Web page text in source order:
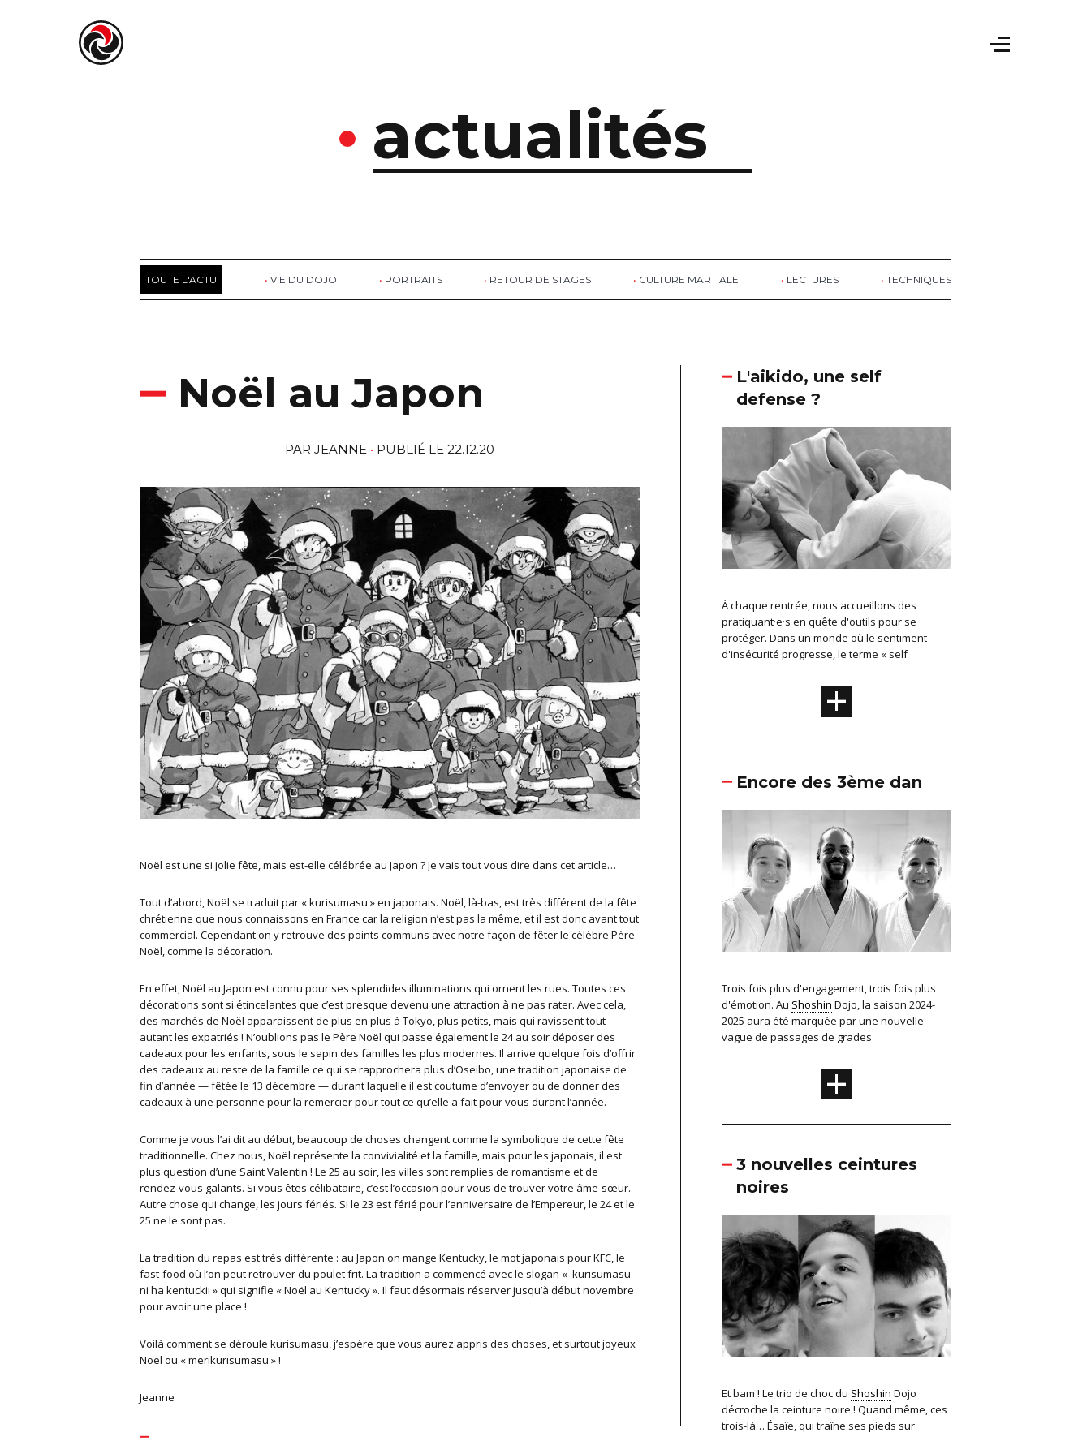
actualités
TOUTE L'ACTU VIE DU DOJO PORTRAITS RETOUR DE STAGES CULTURE MARTIALE LECTURES TECHNIQUES
Noël au Japon
PAR JEANNE PUBLIÉ LE 22.12.20
Noël est une si jolie fête, mais est-elle célébrée au Japon ? Je vais tout vous dire dans cet article…
Tout d’abord, Noël se traduit par « kurisumasu » en japonais. Noël, là-bas, est très différent de la fête
chrétienne que nous connaissons en France car la religion n’est pas la même, et il est donc avant tout
commercial. Cependant on y retrouve des points communs avec notre façon de fêter le célèbre Père
Noël, comme la décoration.
En effet, Noël au Japon est connu pour ses splendides illuminations qui ornent les rues. Toutes ces
décorations sont si étincelantes que c’est presque devenu une attraction à ne pas rater. Avec cela,
des marchés de Noël apparaissent de plus en plus à Tokyo, plus petits, mais qui ravissent tout
autant les expatriés ! N’oublions pas le Père Noël qui passe également le 24 au soir déposer des
cadeaux pour les enfants, sous le sapin des familles les plus modernes. Il arrive quelque fois d’offrir
des cadeaux au reste de la famille ce qui se rapprochera plus d’Oseibo, une tradition japonaise de
fin d’année — fêtée le 13 décembre — durant laquelle il est coutume d’envoyer ou de donner des
cadeaux à une personne pour la remercier pour tout ce qu’elle a fait pour vous durant l’année.
Comme je vous l’ai dit au début, beaucoup de choses changent comme la symbolique de cette fête
traditionnelle. Chez nous, Noël représente la convivialité et la famille, mais pour les japonais, il est
plus question d’une Saint Valentin ! Le 25 au soir, les villes sont remplies de romantisme et de
rendez-vous galants. Si vous êtes célibataire, c’est l’occasion pour vous de trouver votre âme-sœur.
Autre chose qui change, les jours fériés. Si le 23 est férié pour l’anniversaire de l’Empereur, le 24 et le
25 ne le sont pas.
La tradition du repas est très différente : au Japon on mange Kentucky, le mot japonais pour KFC, le
fast-food où l’on peut retrouver du poulet frit. La tradition a commencé avec le slogan « kurisumasu
ni ha kentuckii » qui signifie « Noël au Kentucky ». Il faut désormais réserver jusqu’à début novembre
pour avoir une place !
Voilà comment se déroule kurisumasu, j’espère que vous aurez appris des choses, et surtout joyeux
Noël ou « merīkurisumasu » !
Jeanne
L'aikido, une self
defense ?
À chaque rentrée, nous accueillons des
pratiquant·e·s en quête d'outils pour se
protéger. Dans un monde où le sentiment
d'insécurité progresse, le terme « self
+
Encore des 3ème dan
Trois fois plus d'engagement, trois fois plus
d'émotion. Au Shoshin Dojo, la saison 2024-
2025 aura été marquée par une nouvelle
vague de passages de grades
+
3 nouvelles ceintures
noires
Et bam ! Le trio de choc du Shoshin Dojo
décroche la ceinture noire ! Quand même, ces
trois-là… Ésaïe, qui traîne ses pieds sur